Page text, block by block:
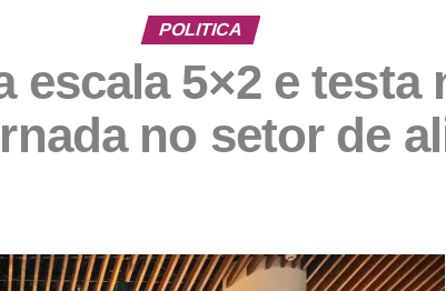
POLITICA
escala 5×2 e
no setor de